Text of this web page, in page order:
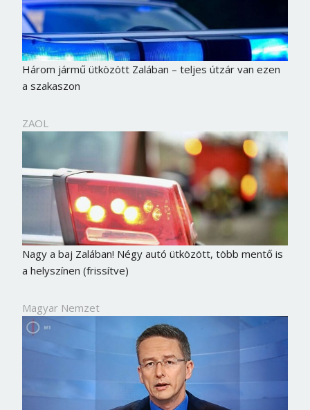
Három jármű ütközött Zalában – teljes útzár van ezen
a szakaszon
ZAOL
Nagy a baj Zalában! Négy autó ütközött, több mentő is
a helyszínen (frissítve)
Magyar Nemzet